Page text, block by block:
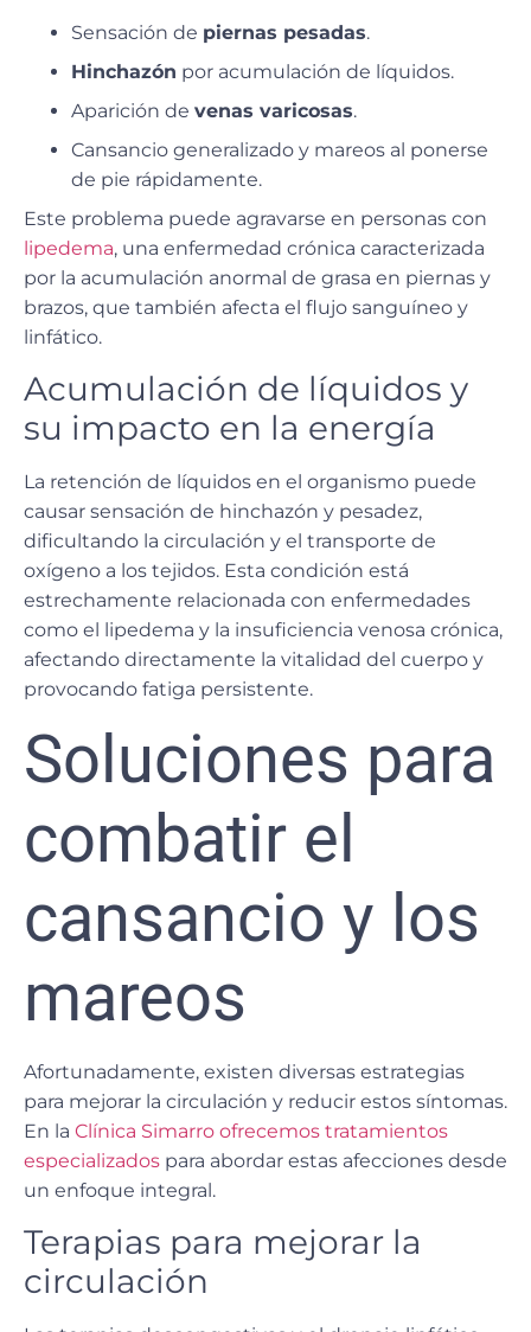
Sensación de piernas pesadas.
Hinchazón por acumulación de líquidos.
Aparición de venas varicosas.
Cansancio generalizado y mareos al ponerse
de pie rápidamente.
Este problema puede agravarse en personas con
lipedema, una enfermedad crónica caracterizada
por la acumulación anormal de grasa en piernas y
brazos, que también afecta el flujo sanguíneo y
linfático.
Acumulación de líquidos y
su impacto en la energía
La retención de líquidos en el organismo puede
causar sensación de hinchazón y pesadez,
dificultando la circulación y el transporte de
oxígeno a los tejidos. Esta condición está
estrechamente relacionada con enfermedades
como el lipedema y la insuficiencia venosa crónica,
afectando directamente la vitalidad del cuerpo y
provocando fatiga persistente.
Soluciones para
combatir el
cansancio y los
mareos
Afortunadamente, existen diversas estrategias
para mejorar la circulación y reducir estos síntomas.
En la Clínica Simarro ofrecemos tratamientos
especializados para abordar estas afecciones desde
un enfoque integral.
Terapias para mejorar la
circulación